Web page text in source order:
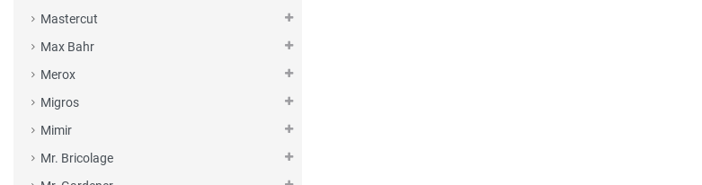
Mastercut
Max Bahr
Merox
Migros
Mimir
Mr. Bricolage